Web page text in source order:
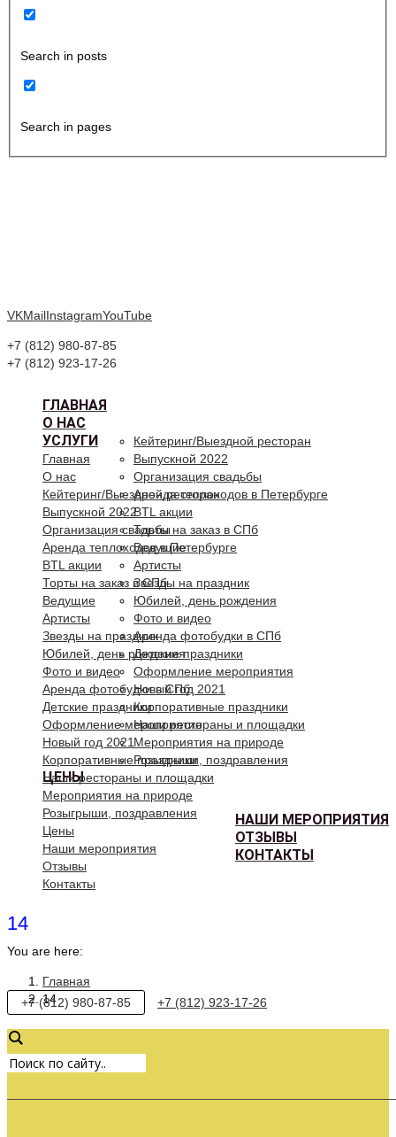
Search in posts
Search in pages
VKMailInstagramYouTube
+7 (812) 980-87-85
+7 (812) 923-17-26
ГЛАВНАЯ
О НАС
УСЛУГИ
Кейтеринг/Выездной ресторан
Выпускной 2022
Организация свадьбы
Аренда теплоходов в Петербурге
BTL акции
Торты на заказ в СПб
Ведущие
Артисты
Звезды на праздник
Юбилей, день рождения
Фото и видео
Аренда фотобудки в СПб
Детские праздники
Оформление мероприятия
Новый год 2021
Корпоративные праздники
Наши рестораны и площадки
Мероприятия на природе
Розыгрыши, поздравления
ЦЕНЫ
НАШИ МЕРОПРИЯТИЯ
ОТЗЫВЫ
КОНТАКТЫ
Главная
О нас
Кейтеринг/Выездной ресторан
Выпускной 2022
Организация свадьбы
Аренда теплоходов в Петербурге
BTL акции
Торты на заказ в СПб
Ведущие
Артисты
Звезды на праздник
Юбилей, день рождения
Фото и видео
Аренда фотобудки в СПб
Детские праздники
Оформление мероприятия
Новый год 2021
Корпоративные праздники
Наши рестораны и площадки
Мероприятия на природе
Розыгрыши, поздравления
Цены
Наши мероприятия
Отзывы
Контакты
14
You are here:
Главная
14
+7 (812) 980-87-85 +7 (812) 923-17-26